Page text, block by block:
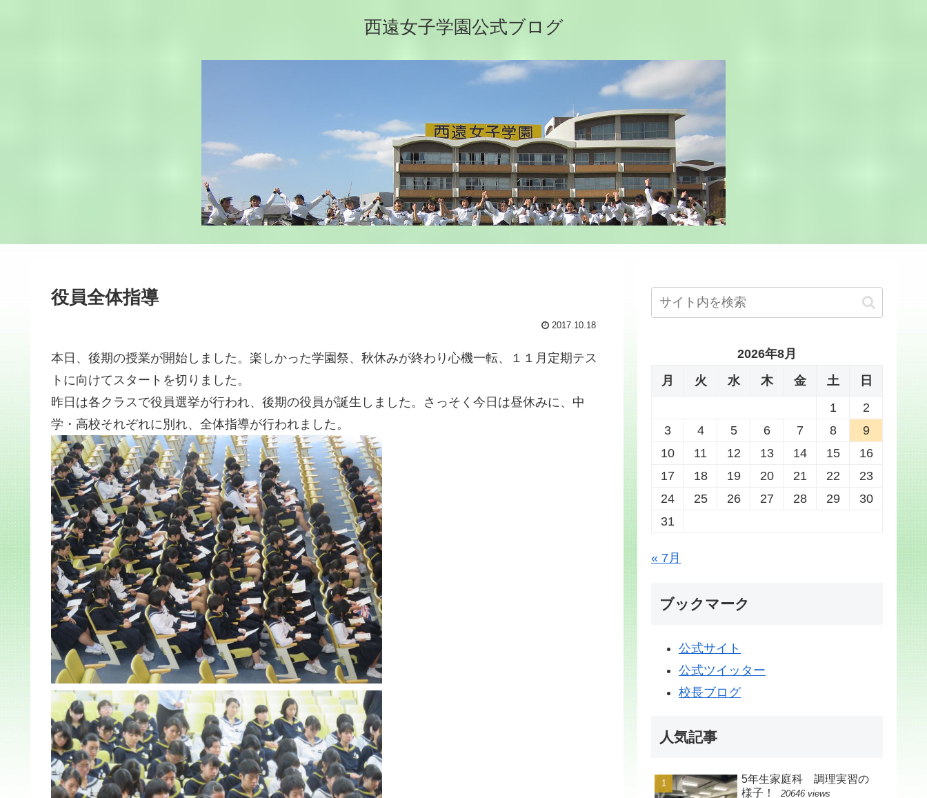
西遠女子学園公式ブログ
役員全体指導
2017.10.18
本日、後期の授業が開始しました。楽しかった学園祭、秋休みが終わり心機一転、１１月定期テス
トに向けてスタートを切りました。
昨日は各クラスで役員選挙が行われ、後期の役員が誕生しました。さっそく今日は昼休みに、中
学・高校それぞれに別れ、全体指導が行われました。
2026年8月
月
火 水 木 金 土
日
1
2
3
4 5 6 7 8
9
10
11 12 13 14 15
16
17
18 19 20 21 22
23
24
25 26 27 28 29
30
31
« 7月
ブックマーク
公式サイト
公式ツイッター
校長ブログ
人気記事
5年生家庭科 調理実習の
様子！
20646 views